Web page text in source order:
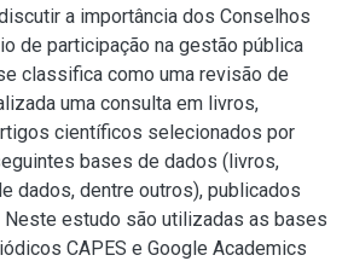
a importância dos Conselhos
de participação na gestão pública
classifica como uma revisão de
uma consulta em livros,
científicos selecionados por
bases de dados (livros,
dados, dentre outros), publicados
estudo são utilizadas as bases
CAPES e Google Academics